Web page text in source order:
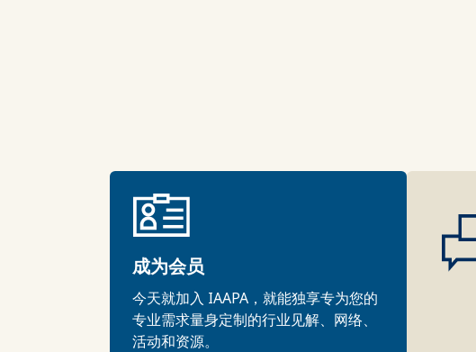
成为会员
今天就加入 IAAPA，就能独享专为您的
专业需求量身定制的行业见解、网络、
活动和资源。